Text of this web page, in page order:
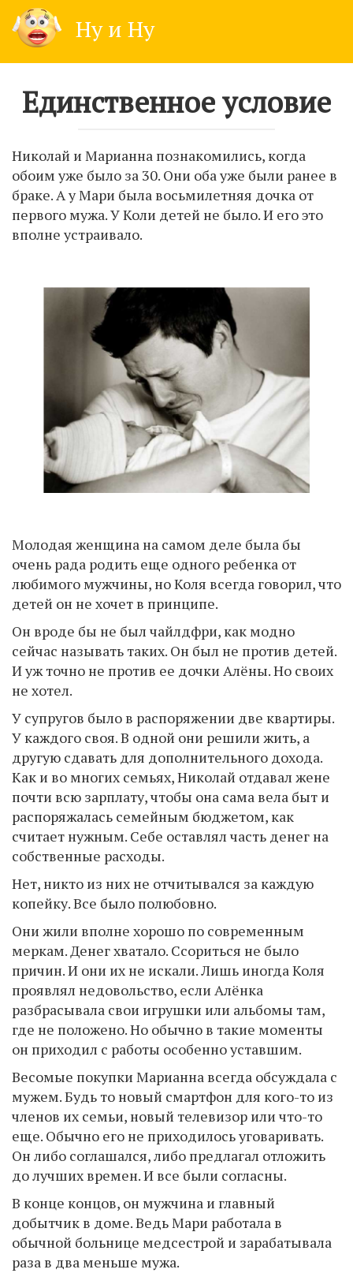
content
Ну и Ну
Единственное условие
Николай и Марианна познакомились, когда
обоим уже было за 30. Они оба уже были ранее в
браке. А у Мари была восьмилетняя дочка от
первого мужа. У Коли детей не было. И его это
вполне устраивало.
Молодая женщина на самом деле была бы
очень рада родить еще одного ребенка от
любимого мужчины, но Коля всегда говорил, что
детей он не хочет в принципе.
Он вроде бы не был чайлдфри, как модно
сейчас называть таких. Он был не против детей.
И уж точно не против ее дочки Алёны. Но своих
не хотел.
У супругов было в распоряжении две квартиры.
У каждого своя. В одной они решили жить, а
другую сдавать для дополнительного дохода.
Как и во многих семьях, Николай отдавал жене
почти всю зарплату, чтобы она сама вела быт и
распоряжалась семейным бюджетом, как
считает нужным. Себе оставлял часть денег на
собственные расходы.
Нет, никто из них не отчитывался за каждую
копейку. Все было полюбовно.
Они жили вполне хорошо по современным
меркам. Денег хватало. Ссориться не было
причин. И они их не искали. Лишь иногда Коля
проявлял недовольство, если Алёнка
разбрасывала свои игрушки или альбомы там,
где не положено. Но обычно в такие моменты
он приходил с работы особенно уставшим.
Весомые покупки Марианна всегда обсуждала с
мужем. Будь то новый смартфон для кого-то из
членов их семьи, новый телевизор или что-то
еще. Обычно его не приходилось уговаривать.
Он либо соглашался, либо предлагал отложить
до лучших времен. И все были согласны.
В конце концов, он мужчина и главный
добытчик в доме. Ведь Мари работала в
обычной больнице медсестрой и зарабатывала
раза в два меньше мужа.